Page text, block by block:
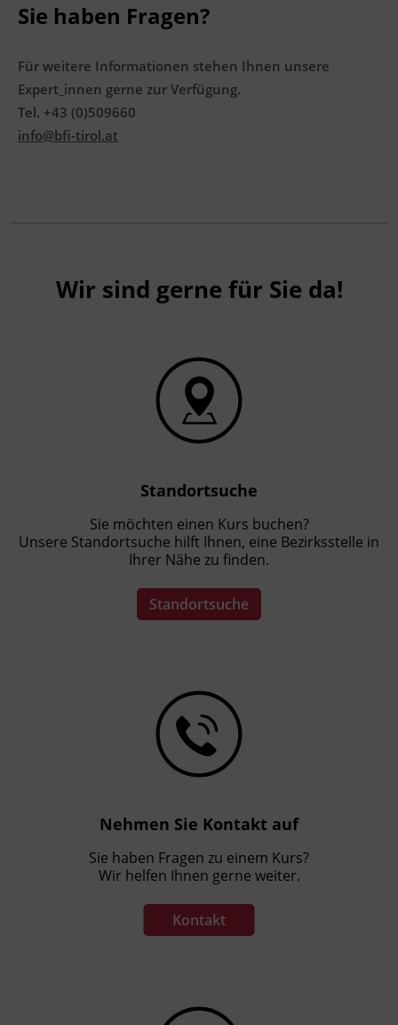
Sie haben Fragen?
Für weitere Informationen stehen Ihnen unsere
Expert_innen gerne zur Verfügung.
Tel. +43 (0)509660
info@bfi-tirol.at
Wir sind gerne für Sie da!
Standortsuche
Sie möchten einen Kurs buchen?
Unsere Standortsuche hilft Ihnen, eine Bezirksstelle in
Ihrer Nähe zu finden.
Standortsuche
Nehmen Sie Kontakt auf
Sie haben Fragen zu einem Kurs?
Wir helfen Ihnen gerne weiter.
Kontakt